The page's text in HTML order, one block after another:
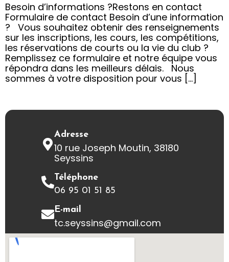
Besoin d’informations ?Restons en contact
Formulaire de contact Besoin d’une information
? Vous souhaitez obtenir des renseignements
sur les inscriptions, les cours, les compétitions,
les réservations de courts ou la vie du club ?
Remplissez ce formulaire et notre équipe vous
répondra dans les meilleurs délais. Nous
sommes à votre disposition pour vous […]
Adresse
10 rue Joseph Moutin, 38180
Seyssins
Téléphone
06 95 01 51 85
E-mail
tc.seyssins@gmail.com